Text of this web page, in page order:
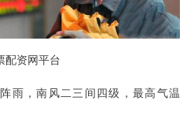
配资网平台
雨，南风二三间四级，最高气温